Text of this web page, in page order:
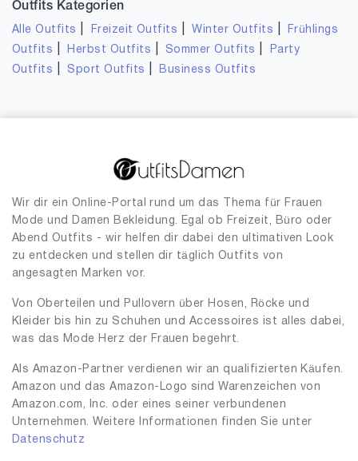
Outfits Kategorien
Alle Outfits Freizeit Outfits |Winter Outfits
Frühlings
Outfits
Herbst Outfits Sommer Outfits
Party
Outfits
Sport Outfits Business Outfits
Wir dir ein Online-Portal rund um das Thema für Frauen
Mode und Damen Bekleidung. Egal ob Freizeit, Büro oder
Abend Outfits - wir helfen dir dabei den ultimativen Look
zu entdecken und stellen dir täglich Outfits von
angesagten Marken vor.
Von Oberteilen und Pullovern über Hosen, Röcke und
Kleider bis hin zu Schuhen und Accessoires ist alles dabei,
was das Mode Herz der Frauen begehrt.
Als Amazon-Partner verdienen wir an qualifizierten Käufen.
Amazon und das Amazon-Logo sind Warenzeichen von
Amazon.com, Inc. oder eines seiner verbundenen
Unternehmen. Weitere Informationen finden Sie unter
Datenschutz